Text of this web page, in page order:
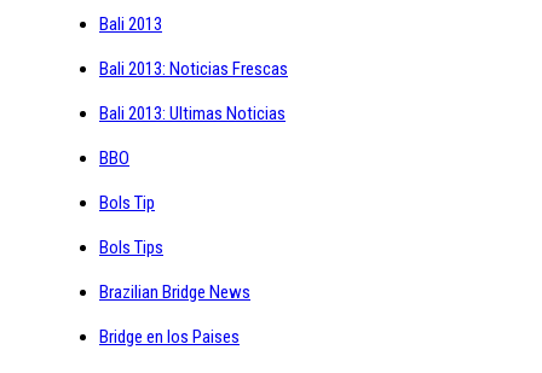
Bali 2013
Bali 2013: Noticias Frescas
Bali 2013: Ultimas Noticias
BBO
Bols Tip
Bols Tips
Brazilian Bridge News
Bridge en los Paises